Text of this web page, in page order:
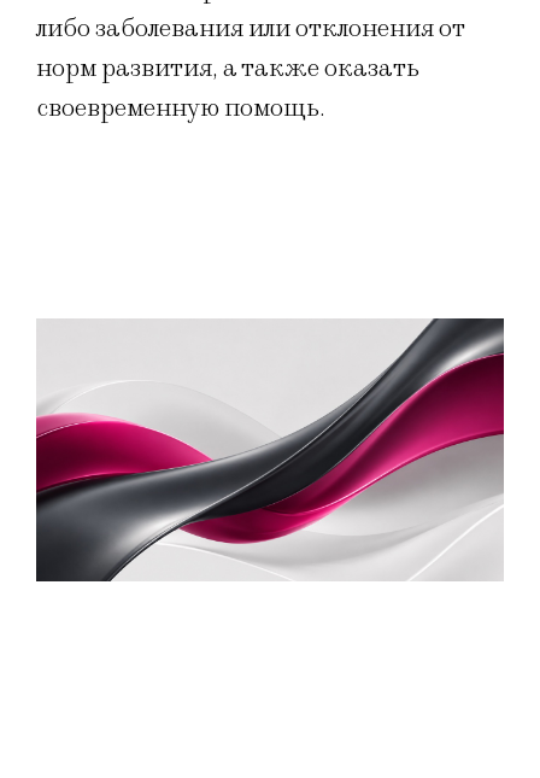
либо заболевания или отклонения от
норм развития, а также оказать
своевременную помощь.